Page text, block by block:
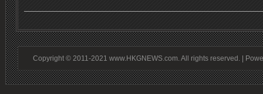
Copyright © 2011-2021 www.HKGNEWS.com. All rights reserved. |